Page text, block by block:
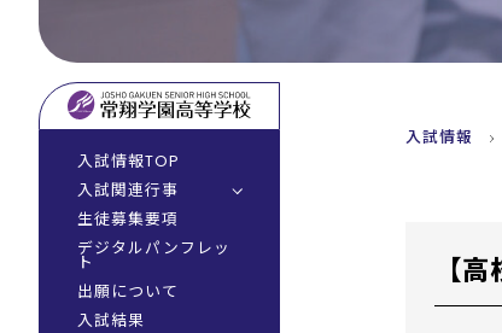
入試情報TOP
入試関連行事
オープンスクール
入試説明会
業者主催 校外入試説明
会
生徒募集要項
デジタルパンフレッ
ト
出願について
入試結果
入試情報
【